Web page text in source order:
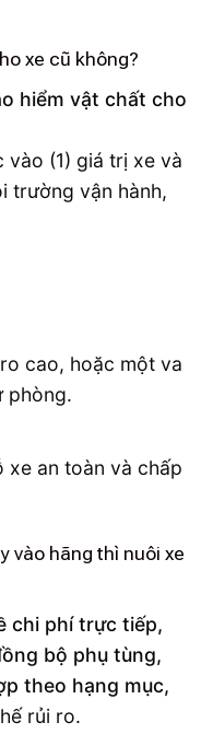
xe cũ không?
hiểm vật chất cho
vào (1) giá trị xe và
trường vận hành,
cao, hoặc một va
phòng.
xe an toàn và chấp
vào hãng thì nuôi xe
chi phí trực tiếp,
bộ phụ tùng,
theo hạng mục,
rủi ro.